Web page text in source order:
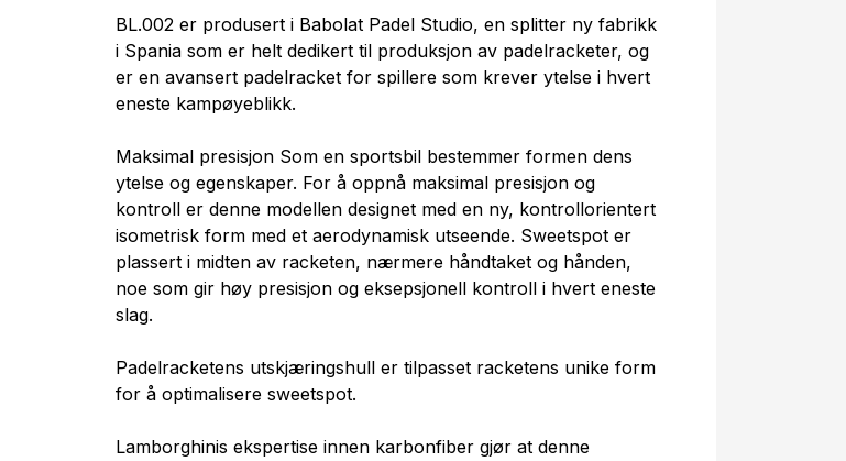
BL.002 er produsert i Babolat Padel Studio, en splitter ny fabrikk
i Spania som er helt dedikert til produksjon av padelracketer, og
er en avansert padelracket for spillere som krever ytelse i hvert
eneste kampøyeblikk.
Maksimal presisjon Som en sportsbil bestemmer formen dens
ytelse og egenskaper. For å oppnå maksimal presisjon og
kontroll er denne modellen designet med en ny, kontrollorientert
isometrisk form med et aerodynamisk utseende. Sweetspot er
plassert i midten av racketen, nærmere håndtaket og hånden,
noe som gir høy presisjon og eksepsjonell kontroll i hvert eneste
slag.
Padelracketens utskjæringshull er tilpasset racketens unike form
for å optimalisere sweetspot.
Lamborghinis ekspertise innen karbonfiber gjør at denne